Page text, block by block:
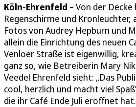
Köln-Ehrenfeld – Von der Decke
Regenschirme und Kronleuchter,
Fotos von Audrey Hepburn und
allein die Einrichtung des neuen
Venloer Straße ist eigenwillig,
ganz so, wie Betreiberin Mary
Veedel Ehrenfeld sieht: „Das
cool, herzlich und macht viel
die ihr Café Ende Juli eröffnet hat.